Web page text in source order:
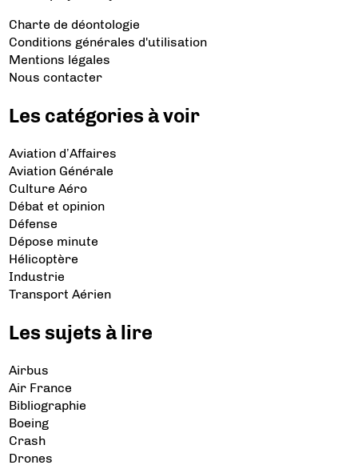
Charte de déontologie
Conditions générales d'utilisation
Mentions légales
Nous contacter
Les catégories à voir
Aviation d’Affaires
Aviation Générale
Culture Aéro
Débat et opinion
Défense
Dépose minute
Hélicoptère
Industrie
Transport Aérien
Les sujets à lire
Airbus
Air France
Bibliographie
Boeing
Crash
Drones